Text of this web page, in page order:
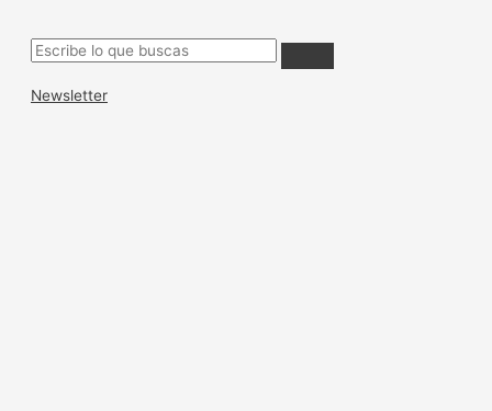
Newsletter